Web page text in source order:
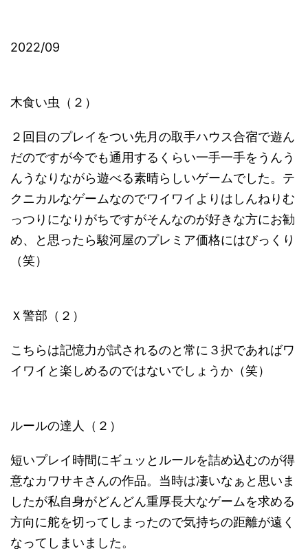
2022/09
木食い虫（２）
２回目のプレイをつい先月の取手ハウス合宿で遊ん
だのですが今でも通用するくらい一手一手をうんう
んうなりながら遊べる素晴らしいゲームでした。テ
クニカルなゲームなのでワイワイよりはしんねりむ
っつりになりがちですがそんなのが好きな方にお勧
め、と思ったら駿河屋のプレミア価格にはびっくり
（笑）
Ｘ警部（２）
こちらは記憶力が試されるのと常に３択であればワ
イワイと楽しめるのではないでしょうか（笑）
ルールの達人（２）
短いプレイ時間にギュッとルールを詰め込むのが得
意なカワサキさんの作品。当時は凄いなぁと思いま
したが私自身がどんどん重厚長大なゲームを求める
方向に舵を切ってしまったので気持ちの距離が遠く
なってしまいました。